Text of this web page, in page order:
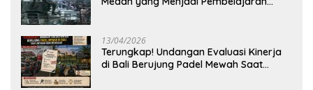
13/04/2026
Terungkap! Undangan Evaluasi Kinerja
di Bali Berujung Padel Mewah Saat